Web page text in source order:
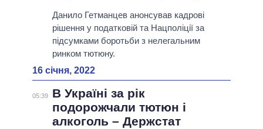
Данило Гетманцев анонсував кадрові
рішення у податковій та Нацполіції за
підсумками боротьби з нелегальним
ринком тютюну.
16 січня, 2022
05:39
В Україні за рік
подорожчали тютюн і
алкоголь – Держстат